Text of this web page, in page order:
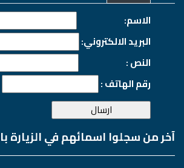
الاسم:
البريد الالكتروني:
النص :
رقم الهاتف :
آخر من سجلوا اسمائهم في الزيارة